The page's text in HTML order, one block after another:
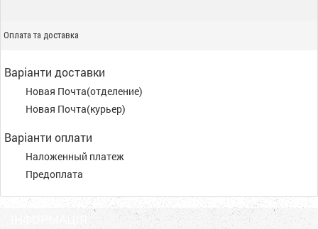
Оплата та доставка
Варіанти доставки
Новая Почта(отделение)
Новая Почта(курьер)
Варіанти оплати
Наложенный платеж
Предоплата
ІНФОРМАЦІЯ